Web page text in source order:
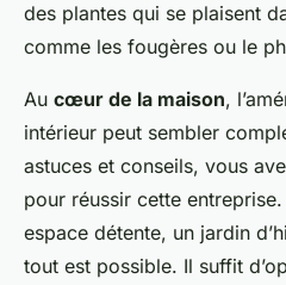
des plantes qui se plaisent
comme les fougères ou le
Au cœur de la maison,
intérieur peut sembler
astuces et conseils, vous
pour réussir cette
espace détente, un jardin
tout est possible. Il suffit